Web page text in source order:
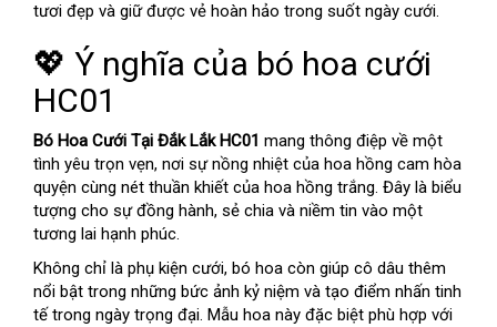
tươi đẹp và giữ được vẻ hoàn hảo trong suốt ngày cưới.
💖 Ý nghĩa của bó hoa cưới
HC01
Bó Hoa Cưới Tại Đắk Lắk HC01 mang thông điệp về một
tình yêu trọn vẹn, nơi sự nồng nhiệt của hoa hồng cam hòa
quyện cùng nét thuần khiết của hoa hồng trắng. Đây là biểu
tượng cho sự đồng hành, sẻ chia và niềm tin vào một
tương lai hạnh phúc.
Không chỉ là phụ kiện cưới, bó hoa còn giúp cô dâu thêm
nổi bật trong những bức ảnh kỷ niệm và tạo điểm nhấn tinh
tế trong ngày trọng đại. Mẫu hoa này đặc biệt phù hợp với